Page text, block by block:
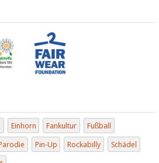
Einhorn Fankultur
Fußball
Pin-Up Rockabilly
Schädel